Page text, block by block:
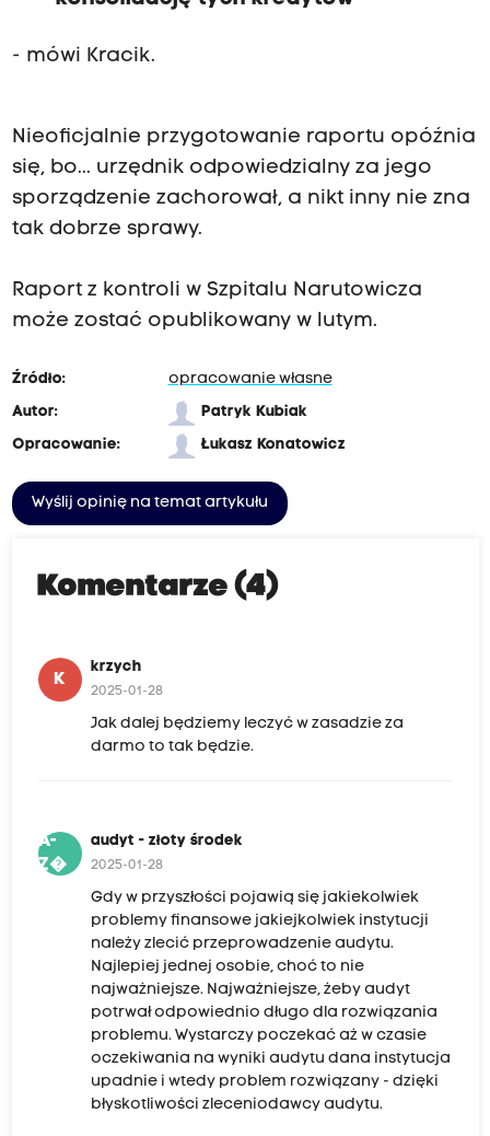
- mówi Kracik.
Nieoficjalnie przygotowanie raportu opóźnia
się, bo... urzędnik odpowiedzialny za jego
sporządzenie zachorował, a nikt inny nie zna
tak dobrze sprawy.
Raport z kontroli w Szpitalu Narutowicza
może zostać opublikowany w lutym.
Źródło:
opracowanie własne
Autor:
Patryk Kubiak
Opracowanie:
Łukasz Konatowicz
Wyślij opinię na temat artykułu
Komentarze (4)
K
krzych
2025-01-28
Jak dalej będziemy leczyć w zasadzie za
darmo to tak będzie.
A-
Z�
audyt - złoty środek
2025-01-28
Gdy w przyszłości pojawią się jakiekolwiek
problemy finansowe jakiejkolwiek instytucji
należy zlecić przeprowadzenie audytu.
Najlepiej jednej osobie, choć to nie
najważniejsze. Najważniejsze, żeby audyt
potrwał odpowiednio długo dla rozwiązania
problemu. Wystarczy poczekać aż w czasie
oczekiwania na wyniki audytu dana instytucja
upadnie i wtedy problem rozwiązany - dzięki
błyskotliwości zleceniodawcy audytu.